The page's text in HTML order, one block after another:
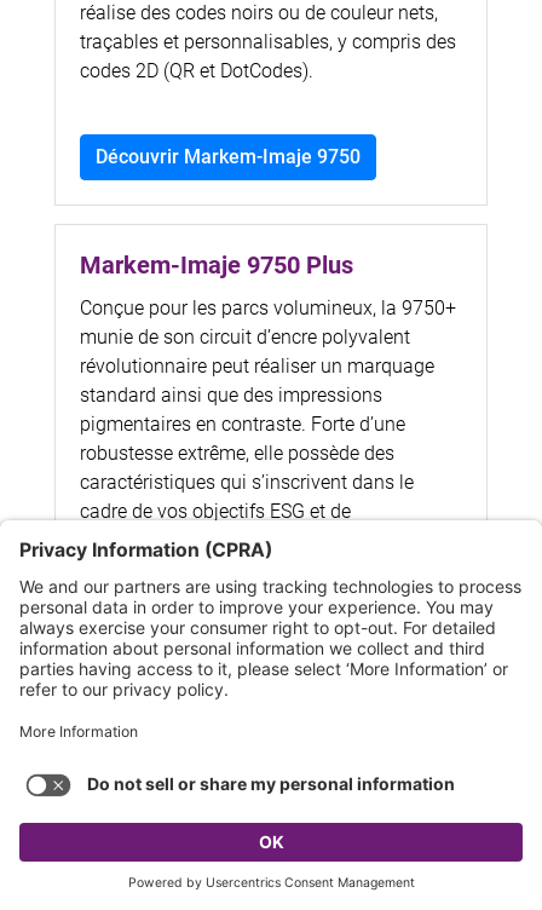
réalise des codes noirs ou de couleur nets,
traçables et personnalisables, y compris des
codes 2D (QR et DotCodes).
Découvrir Markem-Imaje 9750
Markem-Imaje 9750 Plus
Conçue pour les parcs volumineux, la 9750+
munie de son circuit d’encre polyvalent
révolutionnaire peut réaliser un marquage
standard ainsi que des impressions
pigmentaires en contraste. Forte d’une
robustesse extrême, elle possède des
caractéristiques qui s’inscrivent dans le
cadre de vos objectifs ESG et de
l’industrie 4.0.
Découvrir Markem-Imaje 9750+
Encres CIJ
sans MEK pour l’impression sur film rétractable,
adaptée à un contact alimentaire accidentel.
keyboard_arrow_up
QUICK ACCESS TOOLS